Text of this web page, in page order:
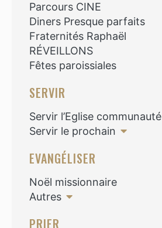
Parcours CINE
Diners Presque parfaits
Fraternités Raphaël
RÉVEILLONS
Fêtes paroissiales
SERVIR
Servir l’Eglise communauté
Servir le prochain
EVANGÉLISER
Noël missionnaire
Autres
PRIER